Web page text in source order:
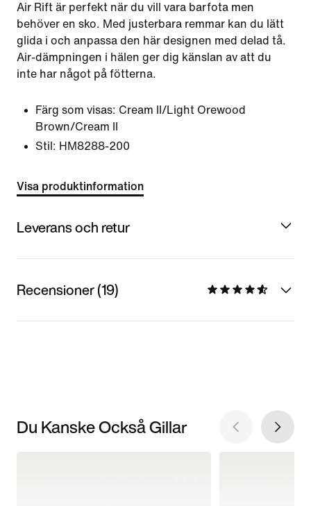
Air Rift är perfekt när du vill vara barfota men
behöver en sko. Med justerbara remmar kan du lätt
glida i och anpassa den här designen med delad tå.
Air-dämpningen i hälen ger dig känslan av att du
inte har något på fötterna.
Färg som visas: Cream II/Light Orewood
Brown/Cream II
Stil: HM8288-200
Visa produktinformation
Leverans och retur
Recensioner (19)
Du Kanske Också Gillar